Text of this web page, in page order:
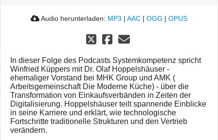
Audio herunterladen: MP3 | AAC | OGG | OPUS
In dieser Folge des Podcasts Systemkompetenz spricht
Winfried Küppers mit Dr. Olaf Hoppelshäuser -
ehemaliger Vorstand bei MHK Group und AMK (
Arbeitsgemeinschaft Die Moderne Küche) - über die
Transformation von Einkaufsverbänden in Zeiten der
Digitalisierung. Hoppelshäuser teilt spannende Einblicke
in seine Karriere und erklärt, wie technologische
Fortschritte traditionelle Strukturen und den Vertrieb
verändern.